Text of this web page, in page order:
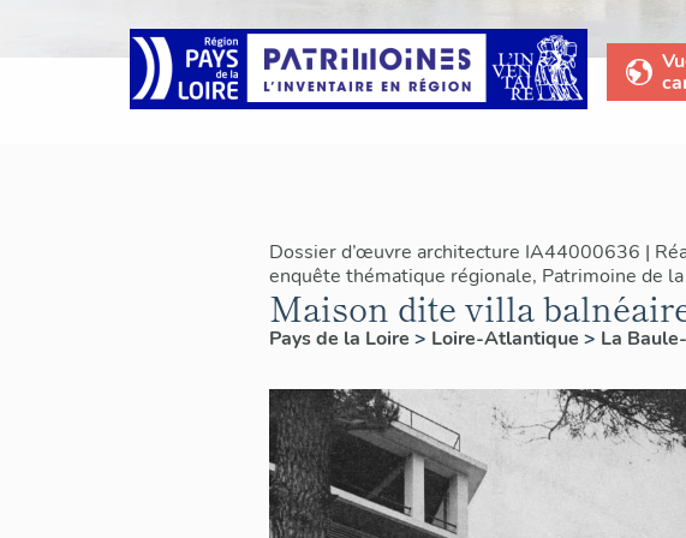
Dossier d’œuvre architecture IA44000636 |
enquête thématique régionale, Patrimoine de
Maison dite villa
Pays de la Loire > Loire-Atlantique > La